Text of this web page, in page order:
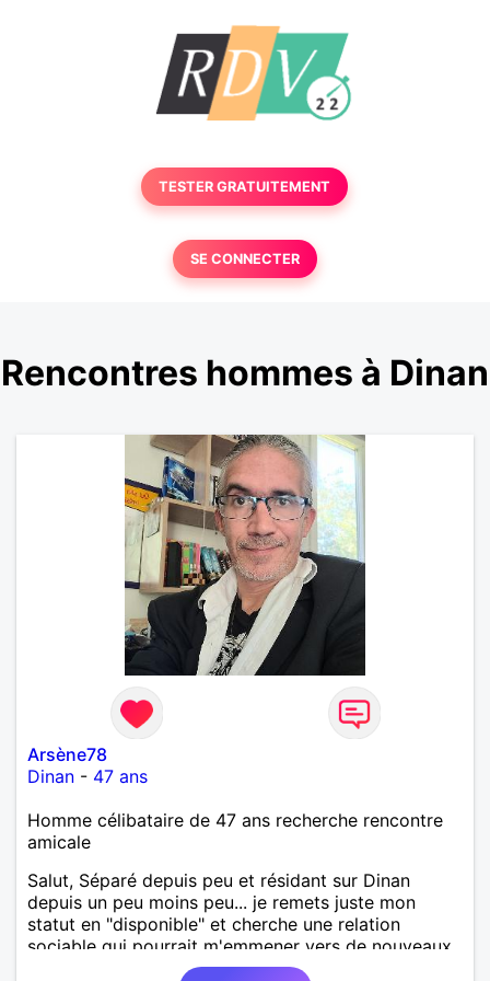
TESTER GRATUITEMENT
SE CONNECTER
Rencontres hommes à Dinan
Arsène78
Dinan - 47 ans
Homme célibataire de 47 ans recherche rencontre
amicale
Salut, Séparé depuis peu et résidant sur Dinan
depuis un peu moins peu... je remets juste mon
statut en "disponible" et cherche une relation
sociable qui pourrait m'emmener vers de nouveaux